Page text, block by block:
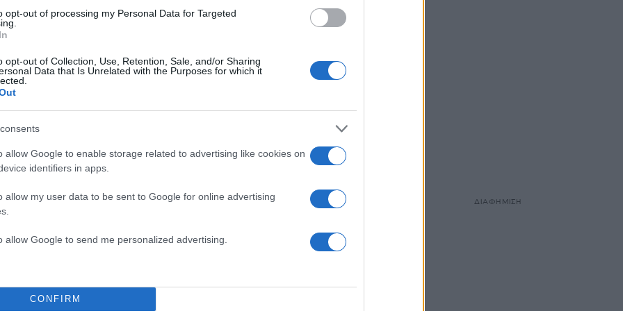
opt-out of processing my Personal Data for Targeted
opt-out of Collection, Use, Retention, Sale, and/or Sharing
Data that Is Unrelated with the Purposes for which it
allow Google to enable storage related to advertising like cookies on
identifiers in apps.
allow my user data to be sent to Google for online advertising
allow Google to send me personalized advertising.
CONFIRM
στοιχεία που μπορεί να οδηγήσουν σε ανάκληση
ΔΙΑΦΗΜΙΣΗ
ΔΙΑΦΗΜΙΣΗ